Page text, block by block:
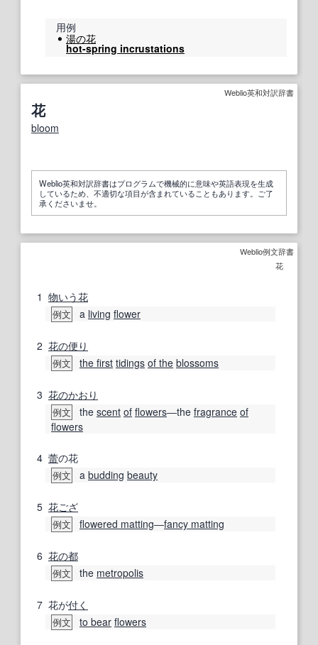
用例
湯の花
hot-spring incrustations
Weblio英和対訳辞書
花
bloom
Weblio英和対訳辞書はプログラムで機械的に意味や英語表現を生成
しているため、不適切な項目が含まれていることもあります。ご了
承くださいませ。
Weblio例文辞書
花
1 物いう花
例文 a living flower
2 花の便り
例文 the first tidings of the blossoms
3 花のかおり
例文 the scent of flowers―the fragrance of
flowers
4 蕾の花
例文 a budding beauty
5 花ござ
例文 flowered matting―fancy matting
6 花の都
例文 the metropolis
7 花が付く
例文 to bear flowers